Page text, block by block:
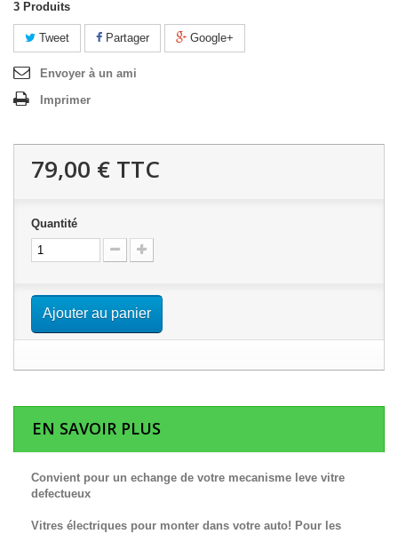
3 Produits
Tweet Partager Google+
Envoyer à un ami
Imprimer
79,00 € TTC
Quantité
Ajouter au panier
EN SAVOIR PLUS
Convient pour un echange de votre mecanisme leve vitre
defectueux
Vitres électriques pour monter dans votre auto! Pour les